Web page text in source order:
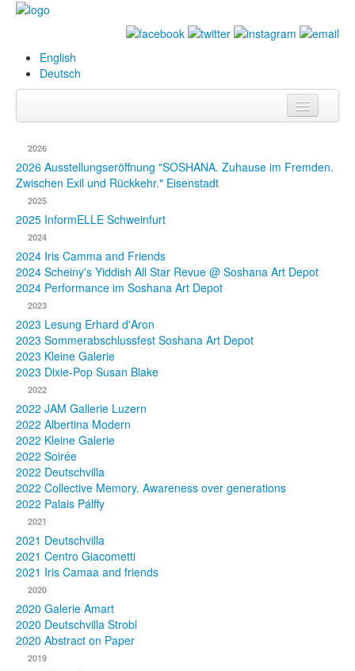
English
Deutsch
Biografie
Ausstellungen
& Projekte
Presse
Publikationen
Texte
Sammlungen
2026
2026 Ausstellungseröffnung "SOSHANA. Zuhause im Fremden.
Zwischen Exil und Rückkehr." Eisenstadt
2025
2025 InformELLE Schweinfurt
2024
2024 Iris Camma and Friends
2024 Scheiny's Yiddish All Star Revue @ Soshana Art Depot
2024 Performance im Soshana Art Depot
2023
2023 Lesung Erhard d'Aron
2023 Sommerabschlussfest Soshana Art Depot
2023 Kleine Galerie
2023 Dixie-Pop Susan Blake
2022
2022 JAM Gallerie Luzern
2022 Albertina Modern
2022 Kleine Galerie
2022 Soirée
2022 Deutschvilla
2022 Collective Memory. Awareness over generations
2022 Palais Pálffy
2021
2021 Deutschvilla
2021 Centro Giacometti
2021 Iris Camaa and friends
2020
2020 Galerie Amart
2020 Deutschvilla Strobl
2020 Abstract on Paper
2019